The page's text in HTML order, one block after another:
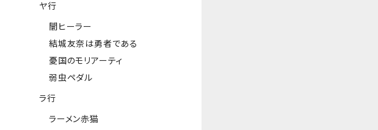
ヤ行
闇ヒーラー
結城友奈は勇者である
憂国のモリアーティ
弱虫ペダル
ラ行
ラーメン赤猫